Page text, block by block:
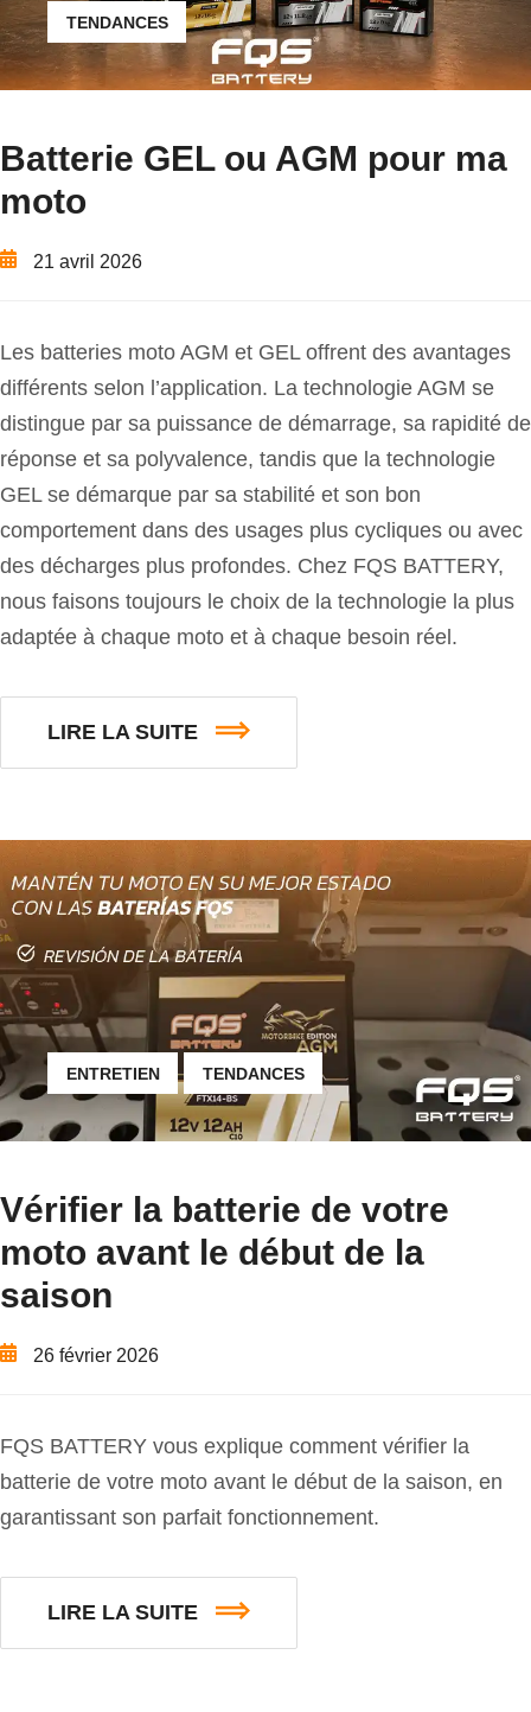
TENDANCES
Batterie GEL ou AGM pour ma
moto
21 avril 2026
Les batteries moto AGM et GEL offrent des avantages
différents selon l’application. La technologie AGM se
distingue par sa puissance de démarrage, sa rapidité de
réponse et sa polyvalence, tandis que la technologie
GEL se démarque par sa stabilité et son bon
comportement dans des usages plus cycliques ou avec
des décharges plus profondes. Chez FQS BATTERY,
nous faisons toujours le choix de la technologie la plus
adaptée à chaque moto et à chaque besoin réel.
LIRE LA SUITE
ENTRETIEN TENDANCES
Vérifier la batterie de votre
moto avant le début de la
saison
26 février 2026
FQS BATTERY vous explique comment vérifier la
batterie de votre moto avant le début de la saison, en
garantissant son parfait fonctionnement.
LIRE LA SUITE